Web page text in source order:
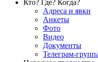
Кто? Где? Когда?
Адреса и явки
Анкеты
Фото
Видео
Документы
Телеграм-